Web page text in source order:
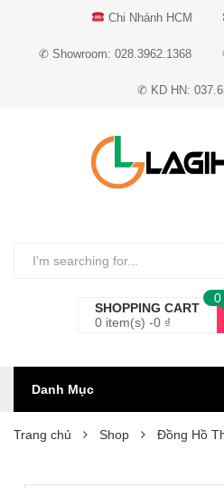
Chi Nhánh HCM
✆ Showroom: 028.3962.1368
✆ KD HN:
SHOPPING CART
0 item(s) -0 ₫
0
Danh Mục
Trang chủ Shop Đồng Hồ